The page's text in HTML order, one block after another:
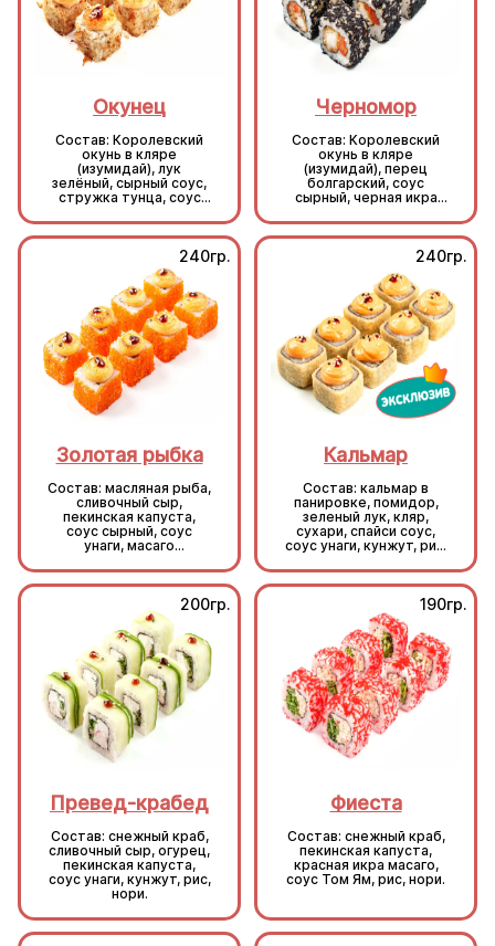
Окунец
Состав: Королевский
окунь в кляре
(изумидай), лук
зелёный, сырный соус,
стружка тунца, соус
Черномор
Состав: Королевский
окунь в кляре
(изумидай), перец
болгарский, соус
сырный, черная икра
240гр.
Золотая рыбка
Состав: масляная рыба,
сливочный сыр,
пекинская капуста,
соус сырный, соус
унаги, масаго
нори.
240гр.
Кальмар
Состав: кальмар в
панировке, помидор,
зеленый лук, кляр,
сухари, спайси соус,
соус унаги, кунжут, рис,
200гр.
Превед-крабед
Состав: снежный краб,
сливочный сыр, огурец,
пекинская капуста,
соус унаги, кунжут, рис,
нори.
190гр.
Фиеста
Состав: снежный краб,
пекинская капуста,
красная икра масаго,
соус Том Ям, рис, нори.